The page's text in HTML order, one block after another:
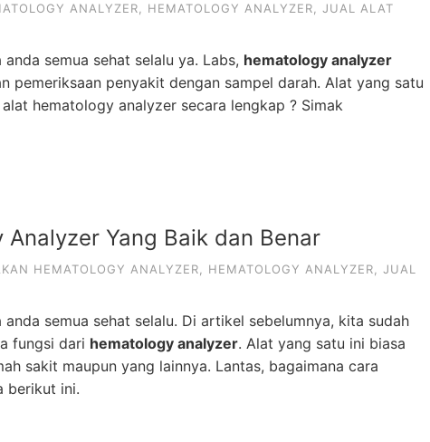
ANALYZER HEMATOLOGY ANALYZER
JUAL ALAT
semua sehat selalu ya. Labs, hematology analyzer
pemeriksaan penyakit dengan sampel darah. Alat yang satu
hematology analyzer secara lengkap ? Simak
Yang Baik dan Benar
HEMATOLOGY ANALYZER HEMATOLOGY ANALYZER
JUAL
semua sehat selalu. Di artikel sebelumnya, kita sudah
fungsi dari hematology analyzer. Alat yang satu ini biasa
sakit maupun yang lainnya. Lantas, bagaimana cara
berikut ini.